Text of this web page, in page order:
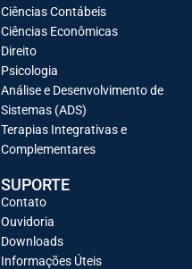
Ciências Contábeis
Ciências Econômicas
Direito
Psicologia
Análise e Desenvolvimento de
Sistemas (ADS)
Terapias Integrativas e
Complementares
SUPORTE
Contato
Ouvidoria
Downloads
Informações Úteis